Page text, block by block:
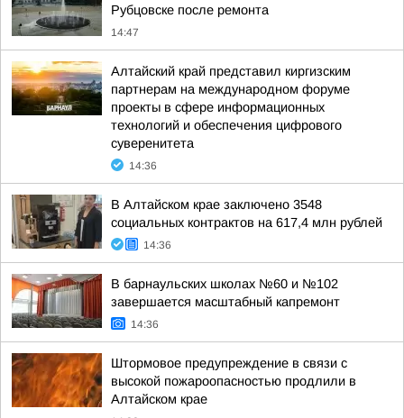
Рубцовске после ремонта
14:47
Алтайский край представил киргизским
партнерам на международном форуме
проекты в сфере информационных
технологий и обеспечения цифрового
суверенитета
14:36
В Алтайском крае заключено 3548
социальных контрактов на 617,4 млн рублей
14:36
В барнаульских школах №60 и №102
завершается масштабный капремонт
14:36
Штормовое предупреждение в связи с
высокой пожароопасностью продлили в
Алтайском крае